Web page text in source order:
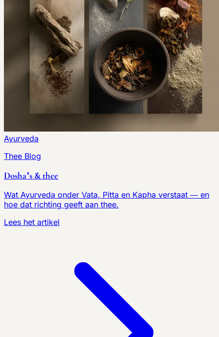
Ayurveda
Thee Blog
Dosha’s & thee
Wat Ayurveda onder Vata, Pitta en Kapha verstaat — en
hoe dat richting geeft aan thee.
Lees het artikel